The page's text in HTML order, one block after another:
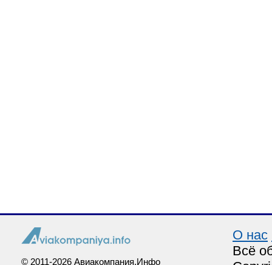
© 2011-2026 Авиакомпания.Инфо
О нас
Всё